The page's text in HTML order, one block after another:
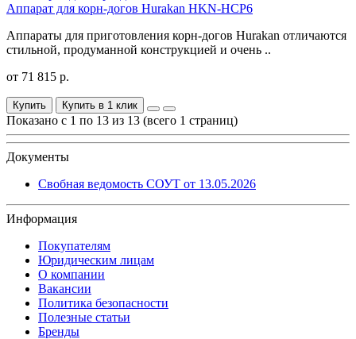
Аппарат для корн-догов Hurakan HKN-HCP6
Аппараты для приготовления корн-догов Hurakan отличаются
стильной, продуманной конструкцией и очень ..
от 71 815 р.
Купить Купить в 1 клик
Показано с 1 по 13 из 13 (всего 1 страниц)
Документы
Свобная ведомость СОУТ от 13.05.2026
Информация
Покупателям
Юридическим лицам
О компании
Вакансии
Политика безопасности
Полезные статьи
Бренды